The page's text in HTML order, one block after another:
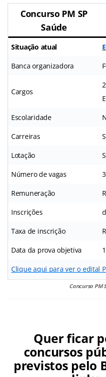
Concurso PM SP
Saúde
Situação atual
Banca organizadora
Cargos
Escolaridade
Carreiras
Lotação
Número de vagas
Remuneração
Inscrições
Taxa de inscrição
Data da prova objetiva
Clique aqui para ver o edital
Concurso PM
Quer ficar
concursos
previstos pelo